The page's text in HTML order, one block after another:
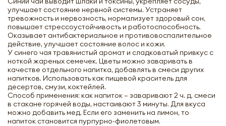
улучшает состояние нервной системы. Устраняет
тревожность и нервозность, нормализует здоровый сон,
повышает стрессоустойчивость и работоспособность.
Оказывает антибактериальное и противовоспалительное
действие, улучшает состояние волос и кожи.
У синего чая травянистый аромат и сладковатый привкус с
ноткой жареных семечек. Цветы можно заваривать в
качестве отдельного напитка, добавлять в смеси других
напитков. Использовать как пищевой краситель для
десертов, смузи, коктейлей.
Способ применения: как напиток – заваривают 2 ч. д. смеси
в стакане горячей воды, настаивают 3 минуты. Для вкуса
можно добавить мед. Если его заменить на лимон, то
напиток становится пурпурно-фиолетовым.